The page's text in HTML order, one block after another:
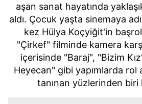
aşan sanat hayatında
aldı. Çocuk yaşta sinemaya
kez Hülya Koçyiğit'in
"Çirkef" filminde kamera
içerisinde "Baraj", "Bizim
Heyecan" gibi yapımlarda rol
tanınan yüzlerinden biri